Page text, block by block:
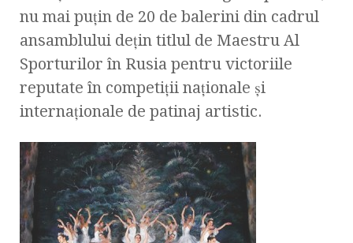
nu mai puţin de 20 de balerini din cadrul
ansamblului deţin titlul de Maestru Al
Sporturilor în Rusia pentru victoriile
reputate în competiţii naţionale şi
internaţionale de patinaj artistic.